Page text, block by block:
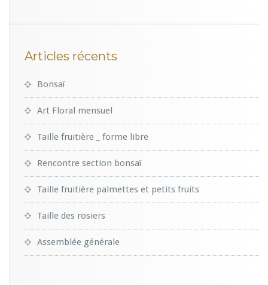
Articles récents
Bonsaï
Art Floral mensuel
Taille fruitière _ forme libre
Rencontre section bonsaï
Taille fruitière palmettes et petits fruits
Taille des rosiers
Assemblée générale